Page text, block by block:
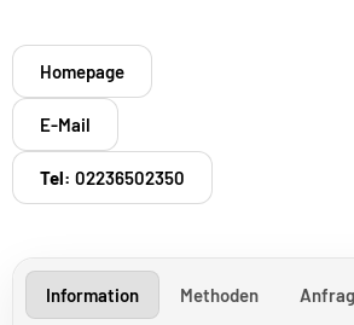
Homepage
E-Mail
Tel: 02236502350
Information Methoden